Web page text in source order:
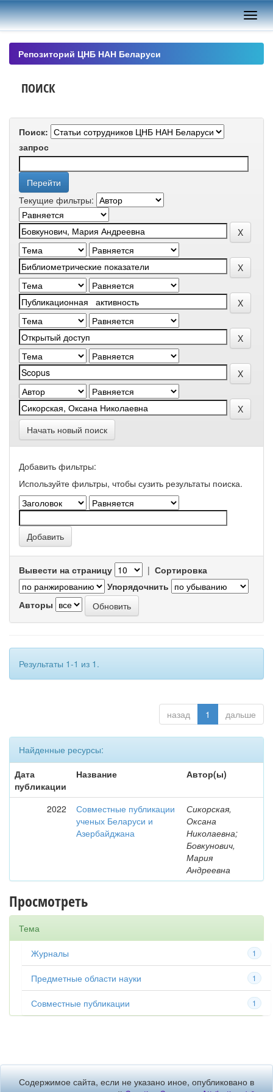
Skip
navigation
Репозиторий ЦНБ НАН Беларуси
ПОИСК
Поиск:
запрос
Текущие фильтры:
Начать новый поиск
Добавить фильтры:
Используйте фильтры, чтобы сузить результаты поиска.
Вывести на страницу | Сортировка
Упорядочнить
Авторы
Результаты 1-1 из 1.
назад 1 дальше
Найденные ресурсы:
Дата
публикации
Название Автор(ы)
2022
Совместные публикации
ученых Беларуси и
Азербайджана
Сикорская,
Оксана
Николаевна;
Бовкунович,
Мария
Андреевна
Просмотреть
Тема
1
Журналы
1
Предметные области науки
1
Совместные публикации
Содержимое сайта, если не указано иное, опубликовано в